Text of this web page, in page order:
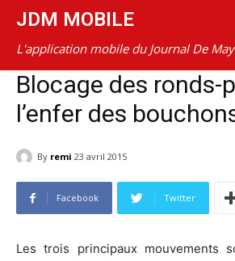
JDM MOBILE
L'application mobile du Journal De
Blocage des ronds-
l’enfer des
By remi 23 avril 2015
Facebook Twitter
Les trois principaux mouvements